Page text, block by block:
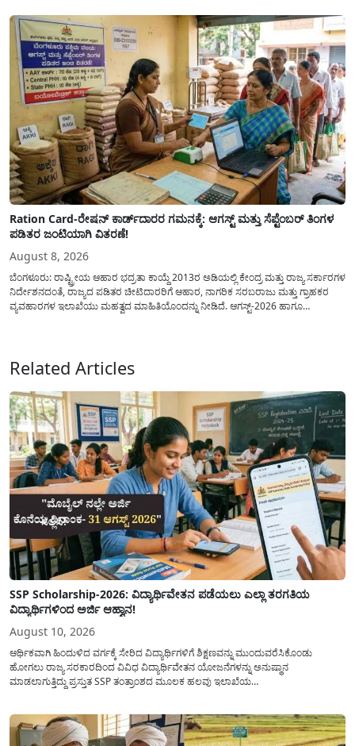
Ration Card-ರೇಷನ್ ಕಾರ್ಡ್‍ದಾರರ ಗಮನಕ್ಕೆ: ಆಗಸ್ಟ್ ಮತ್ತು ಸೆಪ್ಟೆಂಬರ್ ತಿಂಗಳ
ಪಡಿತರ ಜಂಟಿಯಾಗಿ ವಿತರಣೆ!
August 8, 2026
ಬೆಂಗಳೂರು: ರಾಷ್ಟ್ರೀಯ ಆಹಾರ ಭದ್ರತಾ ಕಾಯ್ದೆ 2013ರ ಅಡಿಯಲ್ಲಿ ಕೇಂದ್ರ ಮತ್ತು ರಾಜ್ಯ ಸರ್ಕಾರಗಳ
ನಿರ್ದೇಶನದಂತೆ, ರಾಜ್ಯದ ಪಡಿತರ ಚೀಟಿದಾರರಿಗೆ ಆಹಾರ, ನಾಗರಿಕ ಸರಬರಾಜು ಮತ್ತು ಗ್ರಾಹಕರ
ವ್ಯವಹಾರಗಳ ಇಲಾಖೆಯು ಮಹತ್ವದ ಮಾಹಿತಿಯೊಂದನ್ನು ನೀಡಿದೆ. ಆಗಸ್ಟ್-2026 ಹಾಗೂ
Related Articles
SSP Scholarship-2026: ವಿದ್ಯಾರ್ಥಿವೇತನ ಪಡೆಯಲು ಎಲ್ಲಾ ತರಗತಿಯ
ವಿದ್ಯಾರ್ಥಿಗಳಿಂದ ಅರ್ಜಿ ಆಹ್ವಾನ!
August 10, 2026
ಆರ್ಥಿಕವಾಗಿ ಹಿಂದುಳಿದ ವರ್ಗಕ್ಕೆ ಸೇರಿದ ವಿದ್ಯಾರ್ಥಿಗಳಿಗೆ ಶಿಕ್ಷಣವನ್ನು ಮುಂದುವರೆಸಿಕೊಂಡು
ಹೋಗಲು ರಾಜ್ಯ ಸರಕಾರದಿಂದ ವಿವಿಧ ವಿದ್ಯಾರ್ಥಿವೇತನ ಯೋಜನೆಗಳನ್ನು ಅನುಷ್ಥಾನ
ಮಾಡಲಾಗುತ್ತಿದ್ದು ಪ್ರಸ್ತುತ SSP ತಂತ್ರಾಂಶದ ಮೂಲಕ ಹಲವು ಇಲಾಖೆಯ
ವಿದ್ಯಾರ್ಥಿವೇತನವನ್ನು(Scholarship Application) ಪಡೆಯಲು ವಿದ್ಯಾರ್ಥಿಗಳಿಗೆ ಅರ್ಜಿ ಸಲ್ಲಿಸಲು